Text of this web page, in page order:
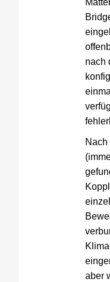
nach
Nach
aber